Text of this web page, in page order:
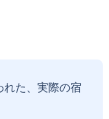
た、実際の宿